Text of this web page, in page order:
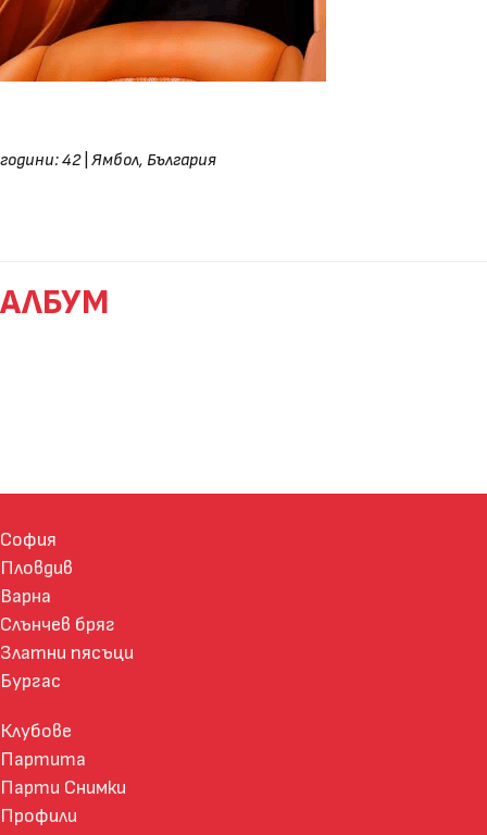
години: 42| Ямбол, България
АЛБУМ
София
Пловдив
Варна
Слънчев бряг
Златни пясъци
Бургас
Клубове
Партита
Парти Снимки
Профили